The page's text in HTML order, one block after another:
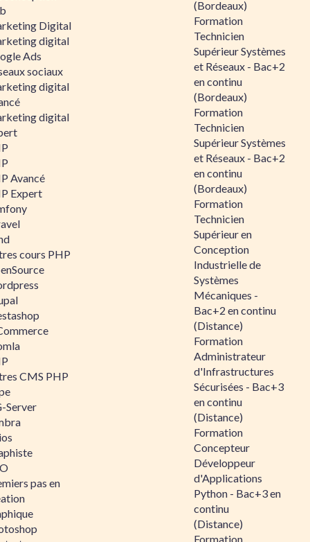
Digital
digital
Ads
sociaux
digital
digital
Avancé
Expert
cours PHP
CMS PHP
Server
pas en
(Bordeaux)
Formation
Technicien
Supérieur Systèmes
et Réseaux - Bac+2
en continu
(Bordeaux)
Formation
Technicien
Supérieur Systèmes
et Réseaux - Bac+2
en continu
(Bordeaux)
Formation
Technicien
Supérieur en
Conception
Industrielle de
Systèmes
Mécaniques -
Bac+2 en continu
(Distance)
Formation
Administrateur
d'Infrastructures
Sécurisées - Bac+3
en continu
(Distance)
Formation
Concepteur
Développeur
d'Applications
Python - Bac+3 en
continu
(Distance)
Formation